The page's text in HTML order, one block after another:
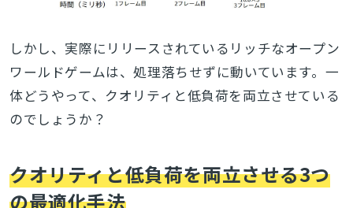
しかし、実際にリリースされているリッチなオープン
ワールドゲームは、処理落ちせずに動いています。一
体どうやって、クオリティと低負荷を両立させている
のでしょうか？
クオリティと低負荷を両立させる3つ
の最適化手法